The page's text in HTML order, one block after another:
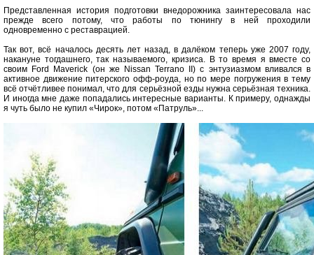
Представленная история подготовки внедорожника заинтересовала нас
прежде всего потому, что работы по тюнингу в ней проходили
одновременно с реставрацией.
Так вот, всё началось десять лет назад, в далёком теперь уже 2007 году,
накануне тогдашнего, так называемого, кризиса. В то время я вместе со
своим Ford Maverick (он же Nissan Terrano II) с энтузиазмом вливался в
активное движение питерского офф-роуда, но по мере погружения в тему
всё отчётливее понимал, что для серьёзной езды нужна серьёзная техника.
И иногда мне даже попадались интересные варианты. К примеру, однажды
я чуть было не купил «Чирок», потом «Патруль»...